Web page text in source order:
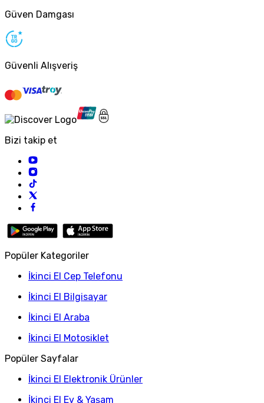
Güven Damgası
Güvenli Alışveriş
Bizi takip et
Popüler Kategoriler
İkinci El Cep Telefonu
İkinci El Bilgisayar
İkinci El Araba
İkinci El Motosiklet
Popüler Sayfalar
İkinci El Elektronik Ürünler
İkinci El Ev & Yaşam